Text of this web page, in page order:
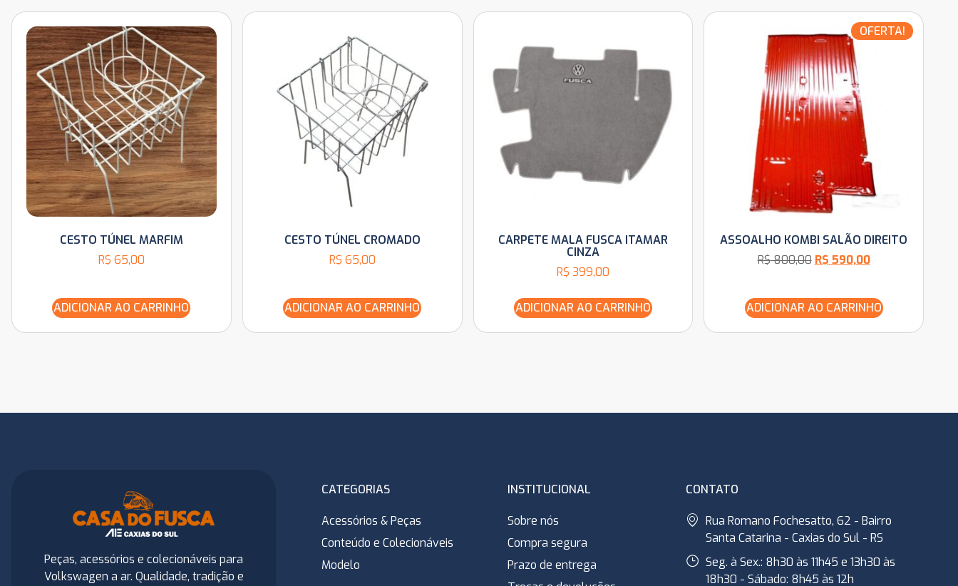
CESTO TÚNEL MARFIM
R$ 65,00
ADICIONAR AO CARRINHO
CESTO TÚNEL CROMADO
R$ 65,00
ADICIONAR AO CARRINHO
CARPETE MALA FUSCA ITAMAR
CINZA
R$ 399,00
ADICIONAR AO CARRINHO
OFERTA!
ASSOALHO KOMBI SALÃO DIREITO
R$800,00 R$ 590,00
ADICIONAR AO CARRINHO
Peças, acessórios e colecionáveis para
Volkswagen a ar. Qualidade, tradição e
CATEGORIAS
Acessórios & Peças
Conteúdo e Colecionáveis
Modelo
INSTITUCIONAL
Sobre nós
Compra segura
Prazo de entrega
CONTATO
Rua Romano Fochesatto, 62 - Bairro
Santa Catarina - Caxias do Sul - RS
Seg. à Sex.: 8h30 às 11h45 e 13h30 às
18h30 - Sábado: 8h45 às 12h